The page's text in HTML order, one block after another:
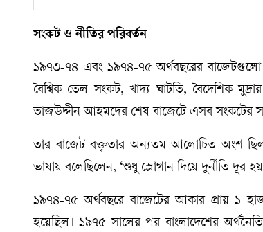
সংকট ও নীতির পরিবর্তন
১৯৭৩-৭৪ এবং ১৯৭৪-৭৫ অর্থবছরের বাজেটগুলো
বৈশ্বিক তেল সংকট, খাদ্য ঘাটতি, বৈদেশিক
তাজউদ্দীন আহমদের শেষ বাজেটে এসব সংকটের
তার বাজেট বক্তৃতার অন্যতম আলোচিত অংশ ছিল
ভাষায় বলেছিলেন, ‘শুধু স্লোগান দিয়ে দুর্নীতি দূর
১৯৭৪-৭৫ অর্থবছরে বাজেটের আকার প্রায় ১
হয়েছিল। ১৯৭৫ সালের পর বাংলাদেশের